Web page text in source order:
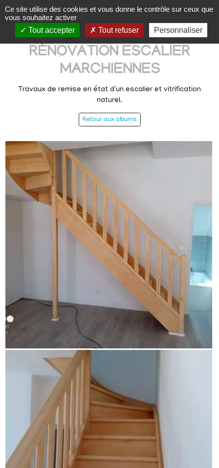
Panneau de gestion des cookies
Ce site utilise des cookies et vous donne le contrôle sur ceux que
vous souhaitez activer
Tout accepter
Tout refuser Personnaliser
RÉNOVATION ESCALIER
MARCHIENNES
Travaux de remise en état d'un escalier et vitrification
naturel.
Retour aux albums